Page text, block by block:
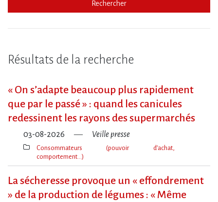
Rechercher
Résultats de la recherche
« On s​‌’adapte beaucoup plus rapidement
que par le passé » : quand les canicules
redessinent les rayons des supermarchés
03-08-2026 Veille presse
Thèmes(s)
Consommateurs (pouvoir d’achat,
comportement…)
La sécheresse provoque un « effondrement
» de la production de légumes : « Même